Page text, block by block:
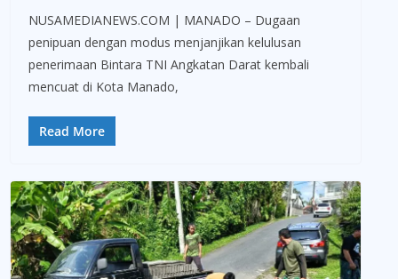
NUSAMEDIANEWS.COM | MANADO – Dugaan
penipuan dengan modus menjanjikan kelulusan
penerimaan Bintara TNI Angkatan Darat kembali
mencuat di Kota Manado,
Read More